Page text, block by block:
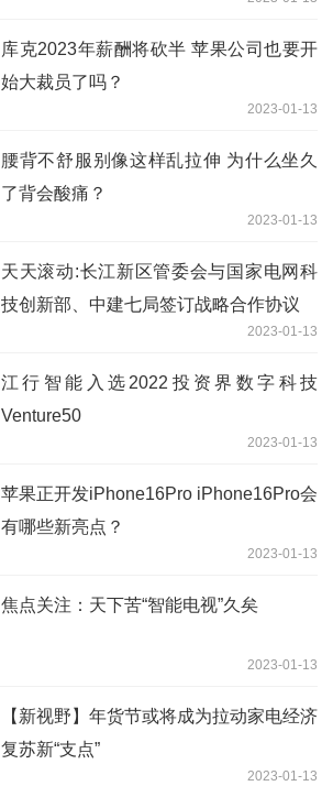
库克2023年薪酬将砍半 苹果公司也要开
始大裁员了吗？
2023-01-13
腰背不舒服别像这样乱拉伸 为什么坐久
了背会酸痛？
2023-01-13
天天滚动:长江新区管委会与国家电网科
技创新部、中建七局签订战略合作协议
2023-01-13
江行智能入选2022投资界数字科技
Venture50
2023-01-13
苹果正开发iPhone16Pro iPhone16Pro会
有哪些新亮点？
2023-01-13
焦点关注：天下苦“智能电视”久矣
2023-01-13
【新视野】年货节或将成为拉动家电经济
复苏新“支点”
2023-01-13